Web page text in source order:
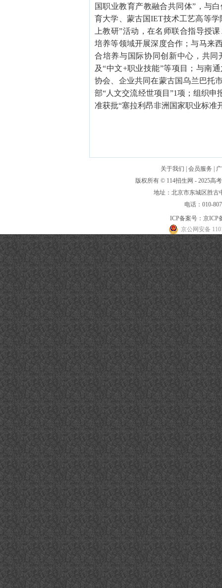
国职业教育产教融合共同体”，与
育大学、蒙古国IET技术工艺高等
上教研”活动，在名师联合指导授
培养等领域开展深度合作；与马来
合培养与国际协同创新中心，共
及“中文+职业技能”等项目；与南
协会、企业共同在蒙古国乌兰巴托
部“人文交流经世项目”1项；组织申
准获批“塞拉利昂非洲国家职业标准
关于我们 | 会员服务 |
版权所有 © 114招生网 - 2025高
地址：北京市东城区胜
电话：010-
ICP备案号： 京ICP
京公网安备